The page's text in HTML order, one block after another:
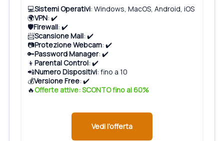
💻Sistemi Operativi: Windows, MacOS, Android, iOS
🌍VPN: ✔️
🛡️Firewall: ✔️
📨Scansione Mail: ✔️
📷Protezione Webcam: ✔️
🔑Password Manager: ✔️
👦 Parental Control: ✔️
📲Numero Dispositivi: fino a 10
💰Versione Free: ✔️
🔥Offerte attive: SCONTO fino al 60%
Vedi l’offerta